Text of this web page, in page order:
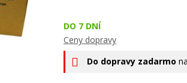
DO 7 DNÍ
Ceny dopravy
Do dopravy zadarmo